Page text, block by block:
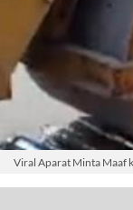
Viral Aparat Minta Maaf